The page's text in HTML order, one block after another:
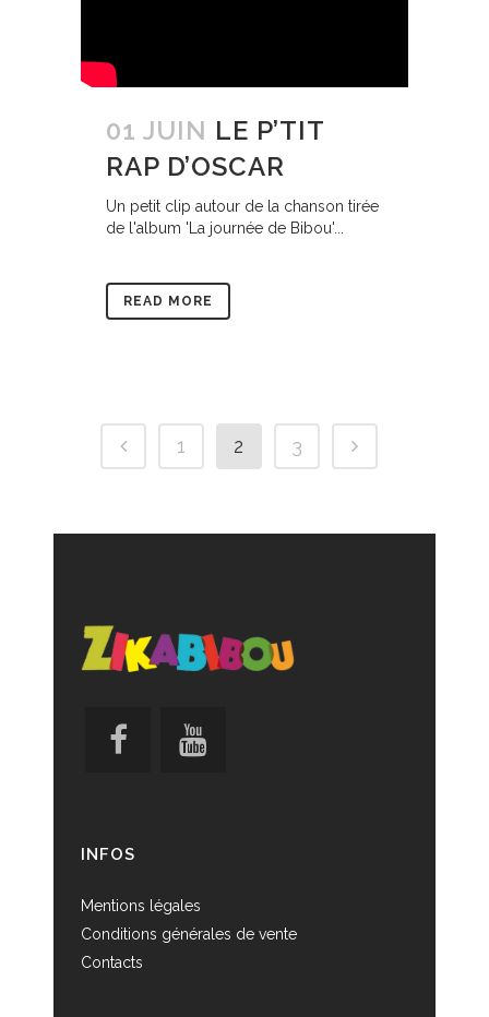
01 JUIN LE P’TIT
RAP D’OSCAR
Un petit clip autour de la chanson tirée
de l'album 'La journée de Bibou'...
READ MORE
1 2 3
INFOS
Mentions légales
Conditions générales de vente
Contacts